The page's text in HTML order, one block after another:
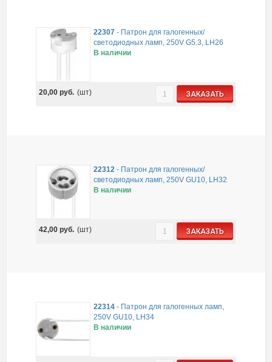
22307 - Патрон для галогенных/
светодиодных ламп, 250V G5.3, LH26
В наличии
20,00 руб. (шт) ЗАКАЗАТЬ
22312 - Патрон для галогенных/
светодиодных ламп, 250V GU10, LH32
В наличии
42,00 руб. (шт) ЗАКАЗАТЬ
22314 - Патрон для галогенных ламп,
250V GU10, LH34
В наличии